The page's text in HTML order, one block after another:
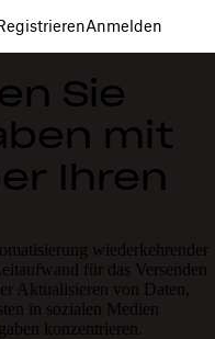
Anmelden
Sie
mit
Ihren
wiederkehrender
für das Versenden
Aktualisieren von Daten,
in sozialen Medien
konzentrieren.